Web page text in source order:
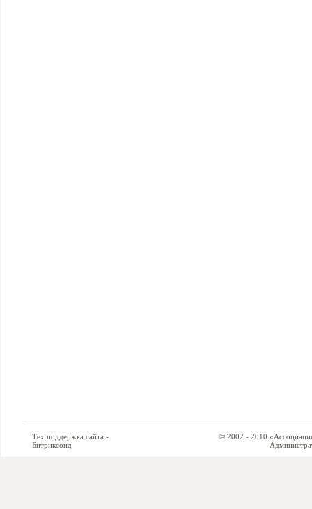
Тех.поддержка сайта -
Битриксоид
© 2002 - 2010 «Ассоциация